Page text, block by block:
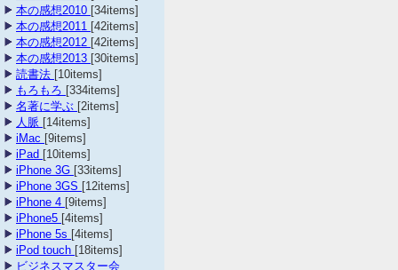
本の感想2010 [34items]
本の感想2011 [42items]
本の感想2012 [42items]
本の感想2013 [30items]
読書法 [10items]
もろもろ [334items]
名著に学ぶ [2items]
人脈 [14items]
iMac [9items]
iPad [10items]
iPhone 3G [33items]
iPhone 3GS [12items]
iPhone 4 [9items]
iPhone5 [4items]
iPhone 5s [4items]
iPod touch [18items]
ビジネスマスター会